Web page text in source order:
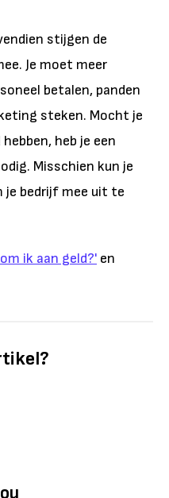
stijgen de
Je moet meer
betalen, panden
steken. Mocht je
heb je een
Misschien kun je
je bedrijf mee uit te
ik aan geld?' en